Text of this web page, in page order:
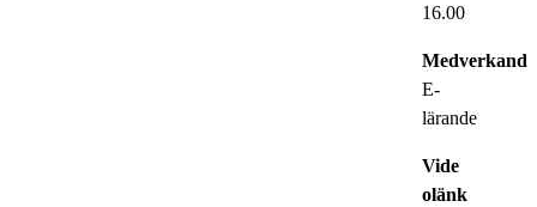
16.00
E-
lärande
Vide
olänk